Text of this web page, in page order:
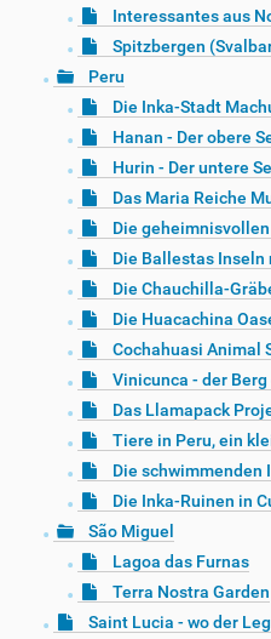
Interessantes aus
Spitzbergen
Peru
Die Inka-Stadt
Hanan - Der obere
Hurin - Der untere
Das Maria Reiche
Die
Die Ballestas Inseln
Die Chauchilla-
Die Huacachina
Cochahuasi Animal
Vinicunca - der
Das Llamapack
Tiere in Peru, ein
Die schwimmenden
Die Inka-Ruinen in
São Miguel
Lagoa das Furnas
Terra Nostra Garden
Saint Lucia - wo der